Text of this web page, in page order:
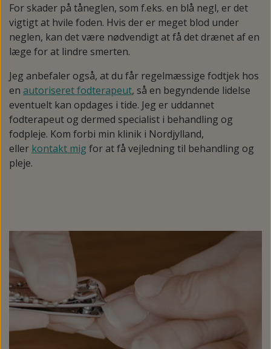
For skader på tåneglen, som f.eks. en blå negl, er det
vigtigt at hvile foden. Hvis der er meget blod under
neglen, kan det være nødvendigt at få det drænet af en
læge for at lindre smerten.
Jeg anbefaler også, at du får regelmæssige fodtjek hos
en autoriseret fodterapeut, så en begyndende lidelse
eventuelt kan opdages i tide. Jeg er uddannet
fodterapeut og dermed specialist i behandling og
fodpleje. Kom forbi min klinik i Nordjylland,
eller kontakt mig for at få vejledning til behandling og
pleje.